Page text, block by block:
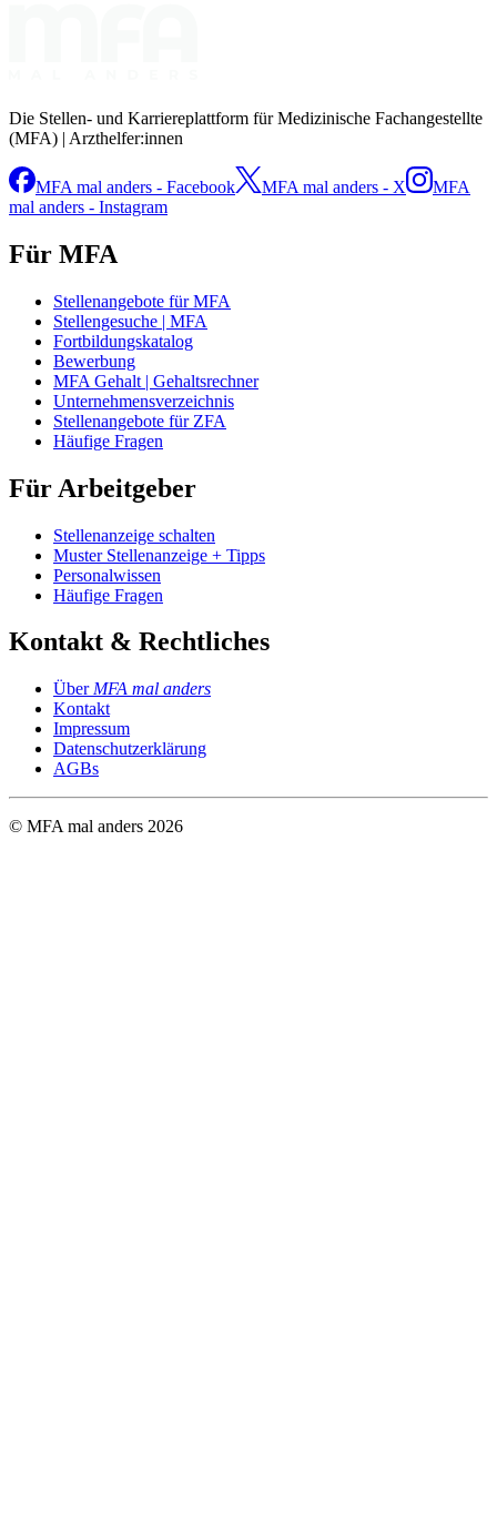
Die Stellen- und Karriereplattform für Medizinische Fachangestellte
(MFA) | Arzthelfer:innen
MFA mal anders - Facebook MFA mal anders - X
MFA
mal anders - Instagram
Für MFA
Stellenangebote für MFA
Stellengesuche | MFA
Fortbildungskatalog
Bewerbung
MFA Gehalt | Gehaltsrechner
Unternehmensverzeichnis
Stellenangebote für ZFA
Häufige Fragen
Für Arbeitgeber
Stellenanzeige schalten
Muster Stellenanzeige + Tipps
Personalwissen
Häufige Fragen
Kontakt & Rechtliches
Über MFA mal anders
Kontakt
Impressum
Datenschutzerklärung
AGBs
© MFA mal anders 2026